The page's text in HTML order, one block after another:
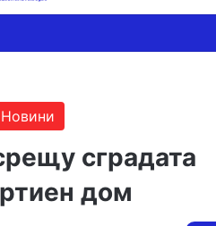
Новини
сградата
дом